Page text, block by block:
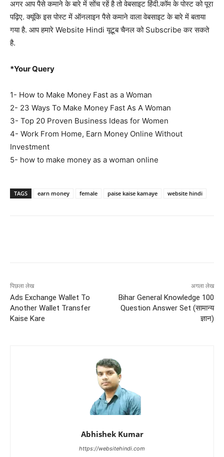
अगर आप पैसे कमाने के बारे में सोंच रहें है तो वेबसाइट हिंदी.कॉम के पोस्ट को पूरा
पढ़िए. क्यूंकि इस पोस्ट में ऑनलाइन पैसे कमाने वाला वेबसाइट के बारे में बताया
गया है. आप हमारे Website Hindi यूटूब चैनल को Subscribe कर सकते
है.
*Your Query
1- How to Make Money Fast as a Woman
2- 23 Ways To Make Money Fast As A Woman
3- Top 20 Proven Business Ideas for Women
4- Work From Home, Earn Money Online Without
Investment
5- how to make money as a woman online
TAGS earn money female paise kaise kamaye website hindi
पिछला लेख
Ads Exchange Wallet To
Another Wallet Transfer
Kaise Kare
अगला लेख
Bihar General Knowledge 100
Question Answer Set (सामान्य
ज्ञान)
Abhishek Kumar
https://websitehindi.com